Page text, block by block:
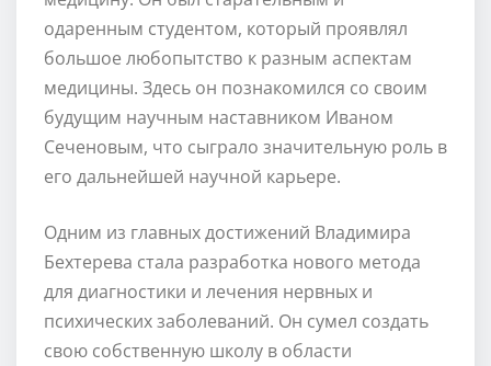
одаренным студентом, который проявлял
большое любопытство к разным аспектам
медицины. Здесь он познакомился со своим
будущим научным наставником Иваном
Сеченовым, что сыграло значительную роль в
его дальнейшей научной карьере.
Одним из главных достижений Владимира
Бехтерева стала разработка нового метода
для диагностики и лечения нервных и
психических заболеваний. Он сумел создать
свою собственную школу в области